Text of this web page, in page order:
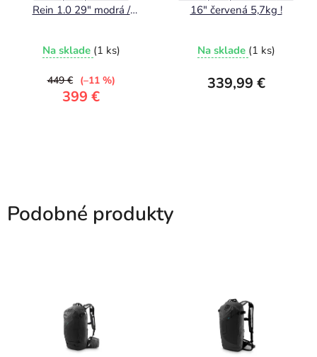
Rein 1.0 29" modrá /
Na sklade (1 ks)
399 €
449 € (–11 %)
16" červená 5,7kg !
Na sklade (1 ks)
339,99 €
Podobné produkty